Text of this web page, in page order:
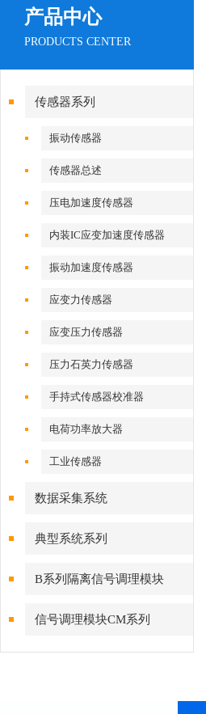
产品中心
PRODUCTS CENTER
传感器系列
振动传感器
传感器总述
压电加速度传感器
内装IC应变加速度传感器
振动加速度传感器
应变力传感器
应变压力传感器
压力石英力传感器
手持式传感器校准器
电荷功率放大器
工业传感器
数据采集系统
典型系统系列
B系列隔离信号调理模块
信号调理模块CM系列